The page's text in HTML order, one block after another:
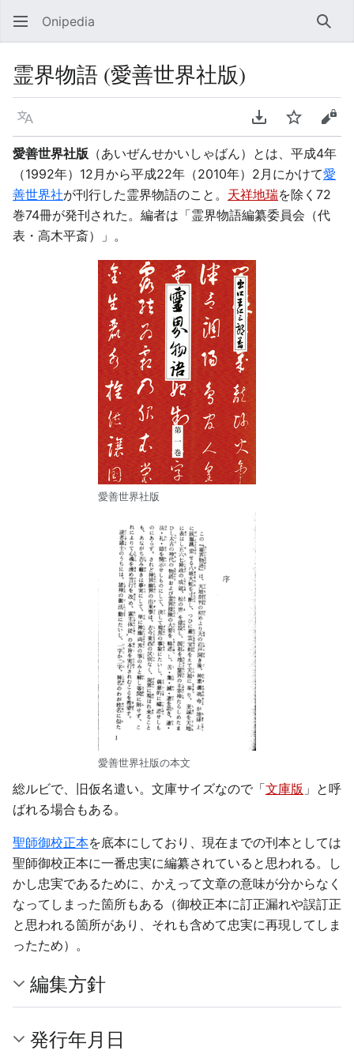
Onipedia 検索
霊界物語 (愛善世界社版)
言語 PDFをダウンロ
ウォッチソ
愛善世界社版 （あいぜんせかいしゃばん）とは、平成4年
（1992年）12月から平成22年（2010年）2月にかけて愛
善世界社が刊行した霊界物語のこと。 天祥地瑞を除く72
巻74冊が発刊された。編者は「霊界物語編纂委員会（代
表・高木平斎）」。
愛善世界社版
愛善世界社版の本文
総ルビで、旧仮名遣い。文庫サイズなので「文庫版 」と呼
ばれる場合もある。
聖師御校正本を底本にしており、現在までの刊本としては
聖師御校正本に一番忠実に編纂されていると思われる。し
かし忠実であるために、かえって文章の意味が分からなく
なってしまった箇所もある（御校正本に訂正漏れや誤訂正
と思われる箇所があり、それも含めて忠実に再現してしま
ったため）。
編集方針
発行年月日